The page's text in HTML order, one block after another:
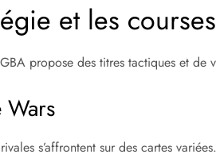
et les
propose des titres tactiques et de
Wars
s’affrontent sur des cartes